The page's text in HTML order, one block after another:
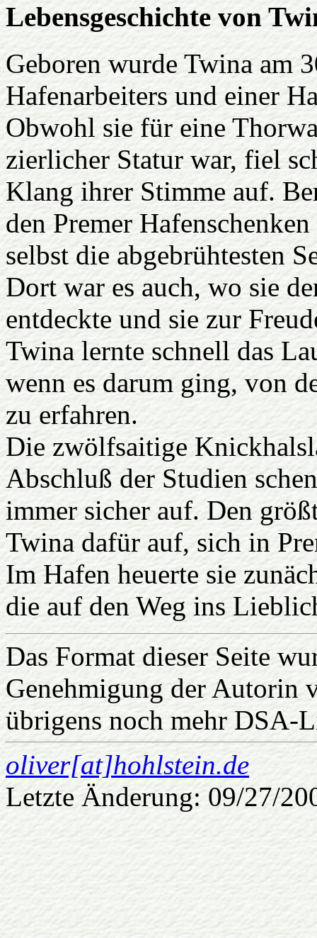
Lebensgeschichte von
Geboren wurde Twina am
Hafenarbeiters und einer
Obwohl sie für eine
zierlicher Statur war, fiel
Klang ihrer Stimme auf.
den Premer
selbst die abgebrühtesten
Dort war es auch, wo sie
entdeckte und sie zur
Twina lernte schnell das
wenn es darum ging, von
zu erfahren.
Die zwölfsaitige
Abschluß der Studien
immer sicher auf. Den
Twina dafür auf, sich in
Im Hafen heuerte sie
die auf den Weg ins
Das Format dieser Seite
Genehmigung der Autorin
übrigens noch mehr DSA-
oliver[at]hohlstein.de
Letzte Änderung: 09/27/